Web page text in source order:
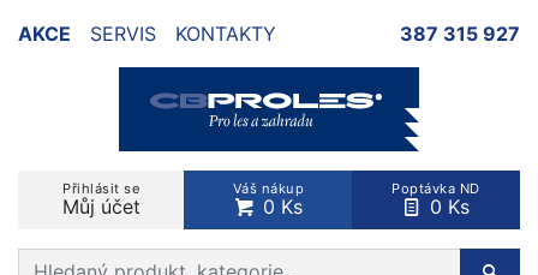
AKCE SERVIS KONTAKTY 387 315 927
Přihlásit se
Můj účet
Váš nákup
0 Ks
Poptávka ND
0 Ks
Prohledat web